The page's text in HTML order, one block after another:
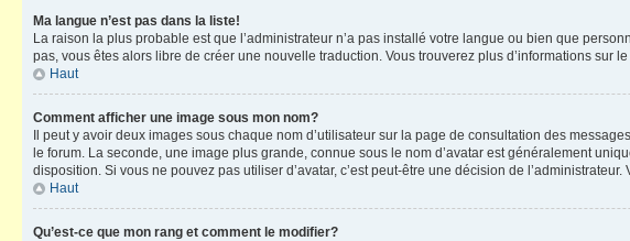
Ma langue n’est pas dans la liste!
La raison la plus probable est que l’administrateur n’a pas installé votre langue ou bien que
pas, vous êtes alors libre de créer une nouvelle traduction. Vous trouverez plus d’informations sur
Haut
Comment afficher une image sous mon nom?
Il peut y avoir deux images sous chaque nom d’utilisateur sur la page de consultation des
le forum. La seconde, une image plus grande, connue sous le nom d’avatar est généralement
disposition. Si vous ne pouvez pas utiliser d’avatar, c’est peut-être une décision de
Haut
Qu’est-ce que mon rang et comment le modifier?